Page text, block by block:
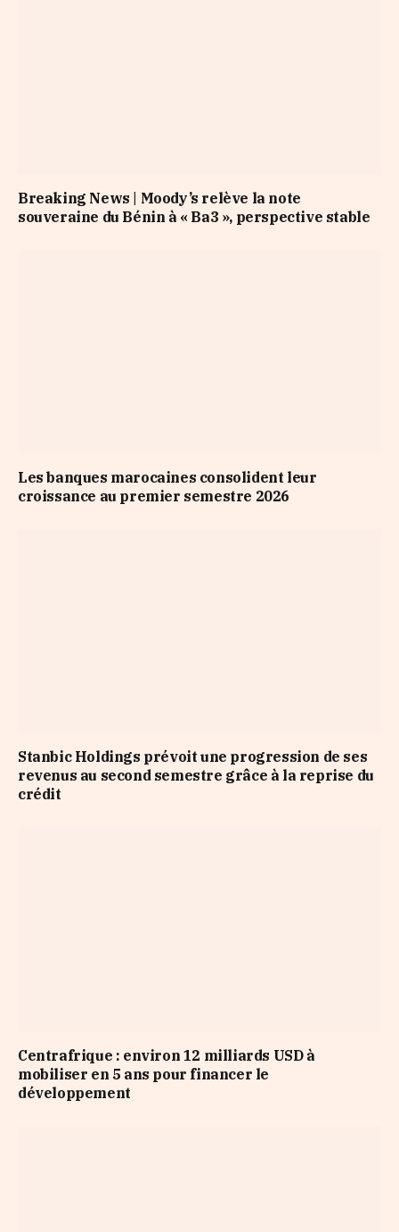
Breaking News | Moody’s relève la note
souveraine du Bénin à « Ba3 », perspective stable
Les banques marocaines consolident leur
croissance au premier semestre 2026
Stanbic Holdings prévoit une progression de ses
revenus au second semestre grâce à la reprise du
crédit
Centrafrique : environ 12 milliards USD à
mobiliser en 5 ans pour financer le
développement